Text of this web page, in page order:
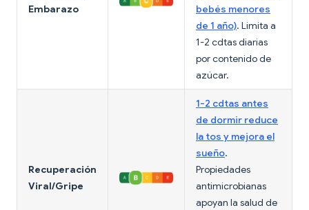
Embarazo
bebés menores
de 1 año). Limita a
1-2 cdtas diarias
por contenido de
azúcar.
Recuperación
Viral/Gripe
1-2 cdtas antes
de dormir reduce
la tos y mejora el
sueño.
Propiedades
antimicrobianas
apoyan la salud de